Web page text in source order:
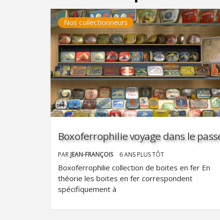
Nos collectionneurs
Boxoferrophilie voyage dans le
PAR JEAN-FRANÇOIS 6 ANS PLUS TÔT
Boxoferrophilie collection de boites en fer En
théorie les boites en fer correspondent
spécifiquement à